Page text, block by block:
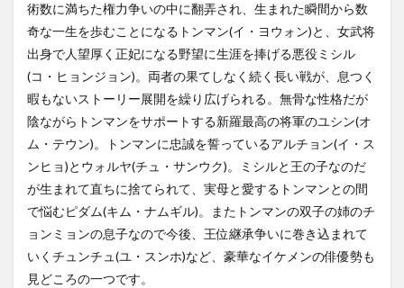
術数に満ちた権力争いの中に翻弄され、生まれた瞬間から数
奇な一生を歩むことになるトンマン(イ・ヨウォン)と、女武将
出身で人望厚く正妃になる野望に生涯を捧げる悪役ミシル
(コ・ヒョンジョン)。両者の果てしなく続く長い戦が、息つく
暇もないストーリー展開を繰り広げられる。無骨な性格だが
陰ながらトンマンをサポートする新羅最高の将軍のユシン(オ
ム・テウン)。トンマンに忠誠を誓っているアルチョン(イ・ス
ンヒョ)とウォルヤ(チュ・サンウク)。ミシルと王の子なのだ
が生まれて直ちに捨てられて、実母と愛するトンマンとの間
で悩むピダム(キム・ナムギル)。またトンマンの双子の姉のチ
ョンミョンの息子なので今後、王位継承争いに巻き込まれて
いくチュンチュ(ユ・スンホ)など、豪華なイケメンの俳優勢も
見どころの一つです。